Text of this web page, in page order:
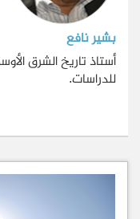
بشير نافع
أستاذ تاريخ الشرق
للدراسات.